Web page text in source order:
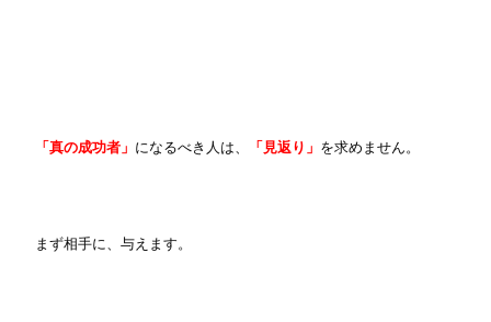
「真の成功者」 になるべき人は、 「見返り」 を求めません。
まず相手に、与えます。